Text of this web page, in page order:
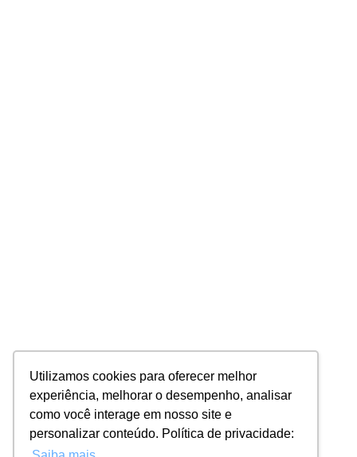
Utilizamos cookies para oferecer melhor
experiência, melhorar o desempenho, analisar
como você interage em nosso site e
personalizar conteúdo. Política de privacidade: